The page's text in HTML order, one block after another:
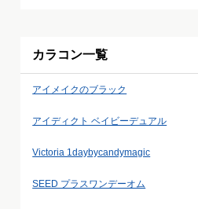
カラコン一覧
アイメイクのブラック
アイディクト ベイビーデュアル
Victoria 1daybycandymagic
SEED プラスワンデーオム